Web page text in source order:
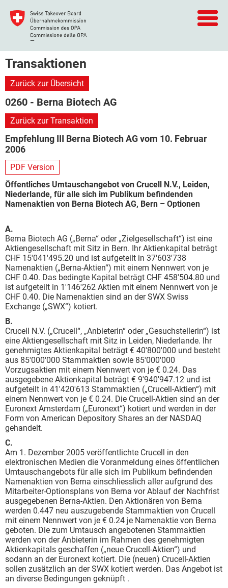
Transaktionen
Zurück zur Übersicht
0260 - Berna Biotech AG
Zurück zur Transaktion
Empfehlung III Berna Biotech AG vom 10. Februar
2006
PDF Version
Öffentliches Umtauschangebot von Crucell N.V., Leiden,
Niederlande, für alle sich im Publikum befindenden
Namenaktien von Berna Biotech AG, Bern – Optionen
A.
Berna Biotech AG („Berna“ oder „Zielgesellschaft“) ist eine
Aktiengesellschaft mit Sitz in Bern. Ihr Aktienkapital beträgt
CHF 15'041'495.20 und ist aufgeteilt in 37'603'738
Namenaktien („Berna-Aktien“) mit einem Nennwert von je
CHF 0.40. Das bedingte Kapital beträgt CHF 458'504.80 und
ist aufgeteilt in 1'146'262 Aktien mit einem Nennwert von je
CHF 0.40. Die Namenaktien sind an der SWX Swiss
Exchange („SWX“) kotiert.
B.
Crucell N.V. („Crucell“, „Anbieterin“ oder „Gesuchstellerin“) ist
eine Aktiengesellschaft mit Sitz in Leiden, Niederlande. Ihr
genehmigtes Aktienkapital beträgt € 40'800'000 und besteht
aus 85'000'000 Stammaktien sowie 85'000'000
Vorzugsaktien mit einem Nennwert von je € 0.24. Das
ausgegebene Aktienkapital beträgt € 9'940'947.12 und ist
aufgeteilt in 41'420'613 Stammaktien („Crucell-Aktien“) mit
einem Nennwert von je € 0.24. Die Crucell-Aktien sind an der
Euronext Amsterdam („Euronext“) kotiert und werden in der
Form von American Depository Shares an der NASDAQ
gehandelt.
C.
Am 1. Dezember 2005 veröffentlichte Crucell in den
elektronischen Medien die Voranmeldung eines öffentlichen
Umtauschangebots für alle sich im Publikum befindenden
Namenaktien von Berna einschliesslich aller aufgrund des
Mitarbeiter-Optionsplans von Berna vor Ablauf der Nachfrist
ausgegebenen Berna-Aktien. Den Aktionären von Berna
werden 0.447 neu auszugebende Stammaktien von Crucell
mit einem Nennwert von je € 0.24 je Namenaktie von Berna
geboten. Die zum Umtausch angebotenen Stammaktien
werden von der Anbieterin im Rahmen des genehmigten
Aktienkapitals geschaffen („neue Crucell-Aktien“) und
sodann an der Euronext kotiert. Die (neuen) Crucell-Aktien
sollen zusätzlich an der SWX kotiert werden. Das Angebot ist
an diverse Bedingungen geknüpft .